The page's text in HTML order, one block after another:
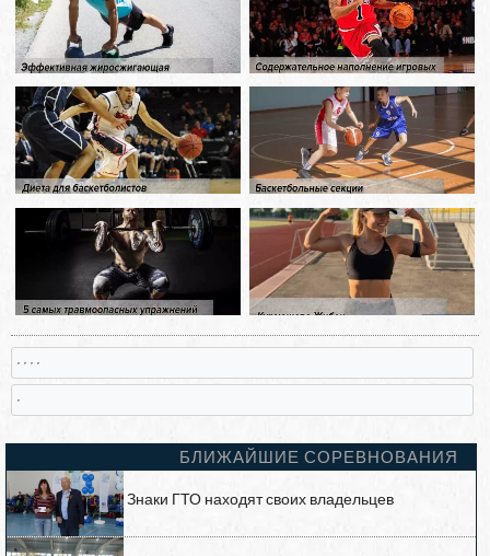
БЛИЖАЙШИЕ СОРЕВНОВАНИЯ
Знаки ГТО находят своих владельцев